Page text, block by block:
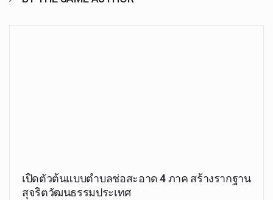
เปิดตัวต้นแบบตำบลช่อสะอาด 4 ภาค สร้างรากฐาน
สุจริตวัฒนธรรมประเทศ